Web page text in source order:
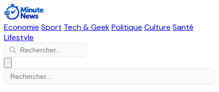
Economie Sport Tech & GeekPolitique Culture Santé
Lifestyle